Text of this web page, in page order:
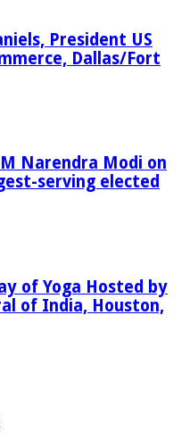
President US
Dallas/Fort
Narendra Modi on
serving elected
of Yoga Hosted by
of India, Houston,